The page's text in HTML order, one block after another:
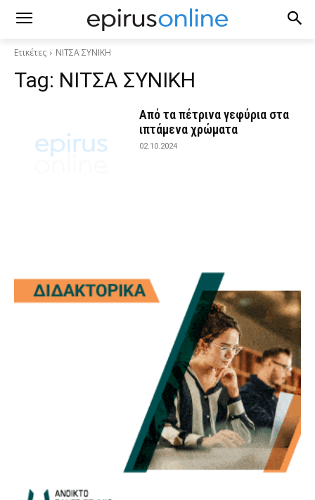
Ετικέτες ΝΙΤΣΑ ΣΥΝΙΚΗ
Tag: ΝΙΤΣΑ ΣΥΝΙΚΗ
Από τα πέτρινα γεφύρια στα
ιπτάμενα χρώματα
02.10.2024